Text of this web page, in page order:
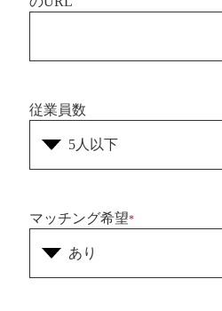
従業員数
マッチング希望*